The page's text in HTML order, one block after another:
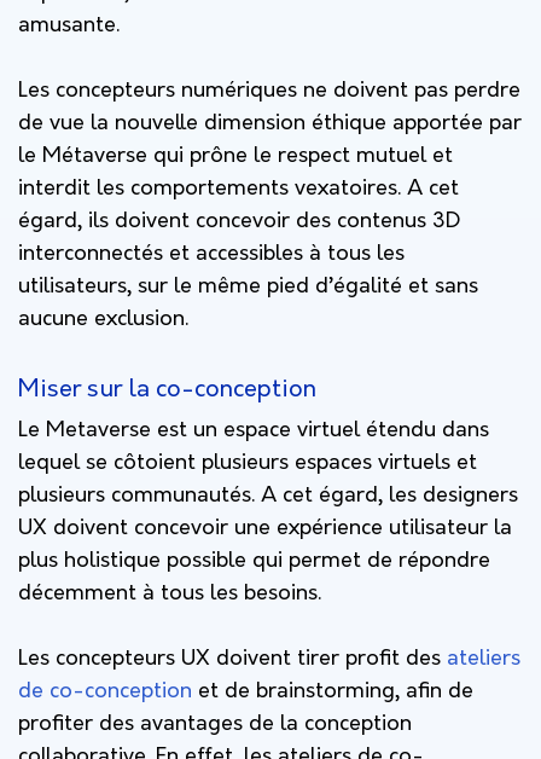
amusante.
Les concepteurs numériques ne doivent pas perdre
de vue la nouvelle dimension éthique apportée par
le Métaverse qui prône le respect mutuel et
interdit les comportements vexatoires. A cet
égard, ils doivent concevoir des contenus 3D
interconnectés et accessibles à tous les
utilisateurs, sur le même pied d’égalité et sans
aucune exclusion.
Miser sur la co-conception
Le Metaverse est un espace virtuel étendu dans
lequel se côtoient plusieurs espaces virtuels et
plusieurs communautés. A cet égard, les designers
UX doivent concevoir une expérience utilisateur la
plus holistique possible qui permet de répondre
décemment à tous les besoins.
Les concepteurs UX doivent tirer profit des ateliers
de co-conception et de brainstorming, afin de
profiter des avantages de la conception